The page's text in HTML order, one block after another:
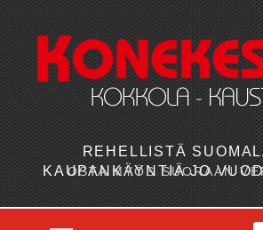
REHELLISTÄ
KAUPANKÄYNTIÄ JO
OSTA MYÖS SUORAAN